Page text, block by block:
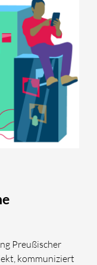
Preußischer
kommuniziert